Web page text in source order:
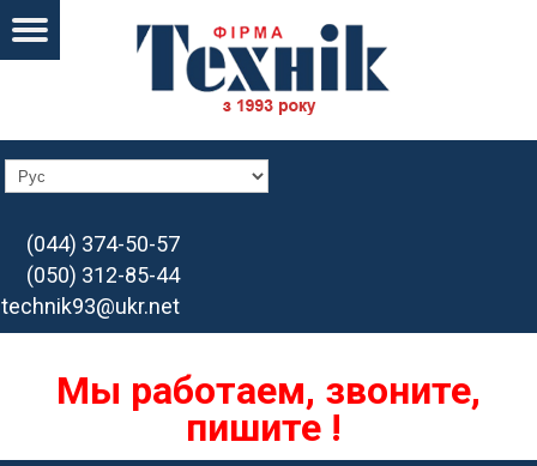
(044) 374-50-57
(050) 312-85-44
technik93@ukr.net
Мы работаем, звоните,
пишите !